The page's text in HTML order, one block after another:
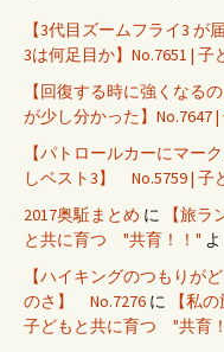
【3代目ズームフライ3
3は何足目か】No.7651 |
【回復する時に強くなる
が少し分かった】
【パトロールカーにマー
しベスト3】 No.5759 |
2017奥駈まとめ に
【旅
と共に育つ "共育！！" よ
【ハイキングのつもりが
のさ】 No.7276 に
【私
子どもと共に育つ "共育